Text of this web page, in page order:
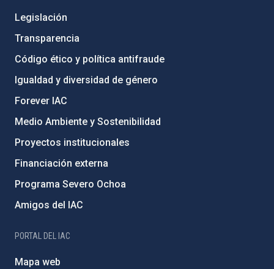
Legislación
Transparencia
Código ético y política antifraude
Igualdad y diversidad de género
Forever IAC
Medio Ambiente y Sostenibilidad
Proyectos institucionales
Financiación externa
Programa Severo Ochoa
Amigos del IAC
PORTAL DEL IAC
Mapa web